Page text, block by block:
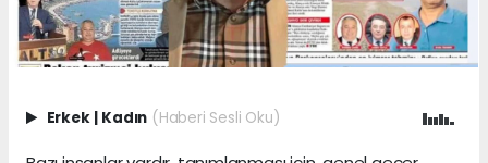
Erkek | Kadın (Haberi Sesli Oku)